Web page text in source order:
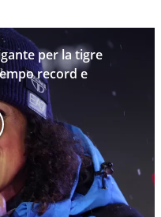
per la tigre
record e